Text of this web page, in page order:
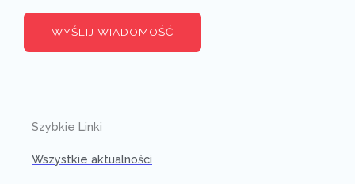
WYŚLIJ WIADOMOŚĆ
Szybkie Linki
Wszystkie aktualności